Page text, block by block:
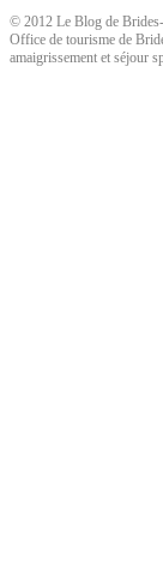
© 2012 Le Blog de
Office de tourisme de
amaigrissement et séjour